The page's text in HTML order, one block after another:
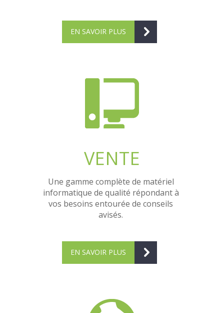
EN SAVOIR PLUS
VENTE
Une gamme complète de matériel
informatique de qualité répondant à
vos besoins entourée de conseils
avisés.
EN SAVOIR PLUS